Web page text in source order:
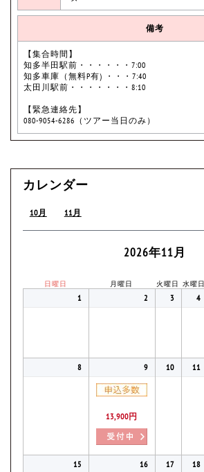
備考
【集合時間】
知多半田駅前・・・・・・7:00
知多車庫（無料P有) ・・・7:40
太田川駅前・・・・・・・8:10
【緊急連絡先】
080-9054-6286（ツアー当日のみ）
カレンダー
10月 11月
2026年11月
日曜日 月曜日 火曜日 水曜日
1 2 3 4
8 9
13,900円
10 11
15 16 17 18